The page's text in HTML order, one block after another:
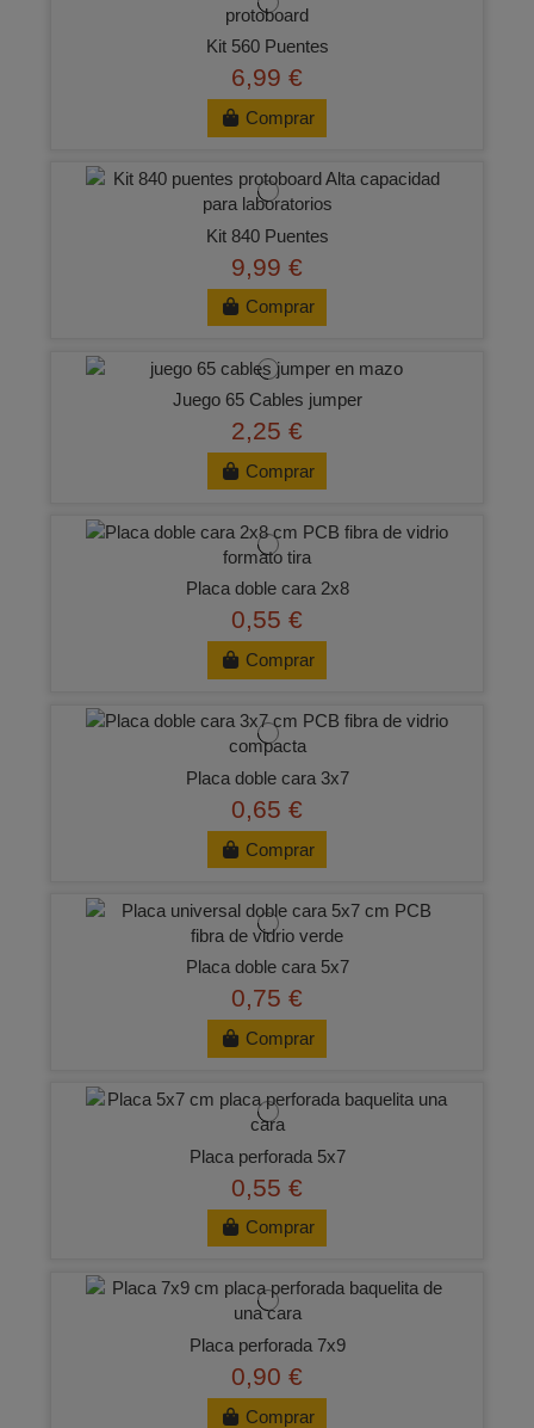
Kit 560 Puentes
6,99 €
Comprar
Kit 840 Puentes
9,99 €
Comprar
Juego 65 Cables jumper
2,25 €
Comprar
Placa doble cara 2x8
0,55 €
Comprar
Placa doble cara 3x7
0,65 €
Comprar
Placa doble cara 5x7
0,75 €
Comprar
Placa perforada 5x7
0,55 €
Comprar
Placa perforada 7x9
0,90 €
Comprar